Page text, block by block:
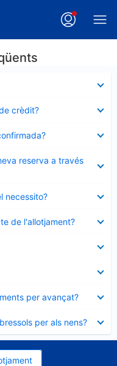
crèdit?
reserva a través
necessito?
de l'allotjament?
per avançat?
per als nens?